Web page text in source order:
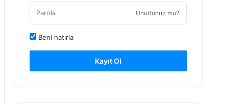
Unuttunuz mu?
Beni hatırla
Kayıt Ol